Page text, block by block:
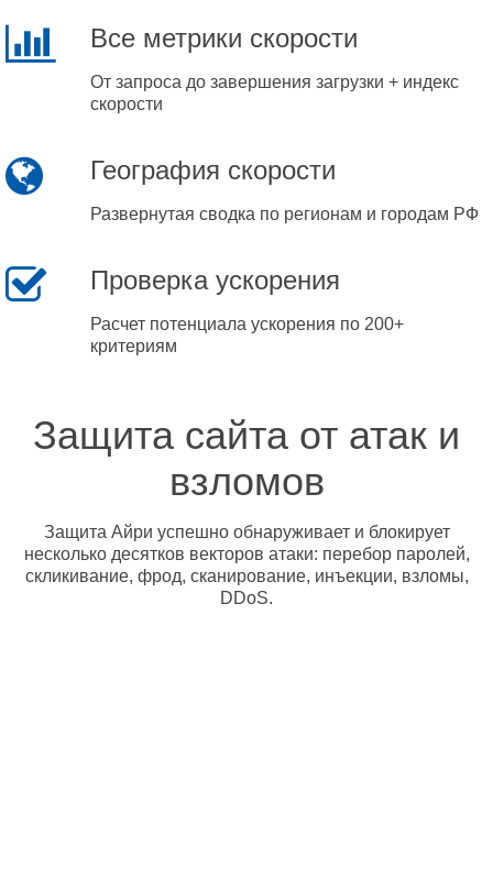
Все метрики скорости
От запроса до завершения загрузки + индекс
скорости
География скорости
Развернутая сводка по регионам и городам РФ
Проверка ускорения
Расчет потенциала ускорения по 200+
критериям
Защита сайта от атак и
взломов
Защита Айри успешно обнаруживает и блокирует
несколько десятков векторов атаки: перебор паролей,
скликивание, фрод, сканирование, инъекции, взломы,
DDoS.